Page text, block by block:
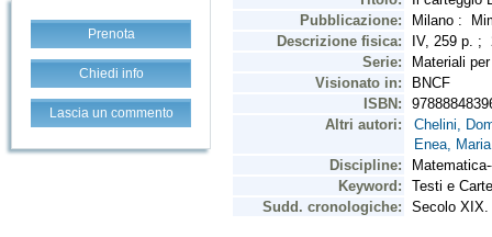
Prenota
Chiedi info
Lascia un commento